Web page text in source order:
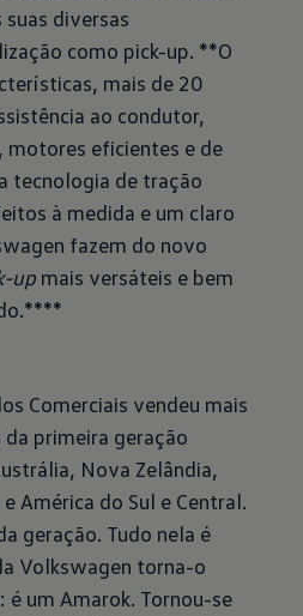
diversas
como pick-up. **O
mais de 20
ao condutor,
motores eficientes e de
tecnologia de tração
à medida e um claro
fazem do novo
up mais versáteis e bem
Comerciais vendeu mais
primeira geração
Nova Zelândia,
América do Sul e Central.
geração. Tudo nela é
Volkswagen torna-o
um Amarok. Tornou-se